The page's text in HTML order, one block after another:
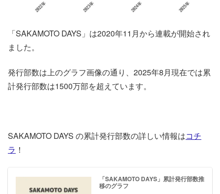
「SAKAMOTO DAYS」は2020年11月から連載が開始され
ました。
発行部数は上のグラフ画像の通り、2025年8月現在では累
計発行部数は1500万部を超えています。
SAKAMOTO DAYS の累計発行部数の詳しい情報はコチ
ラ ！
「SAKAMOTO DAYS」累計発行部数推
移のグラフ